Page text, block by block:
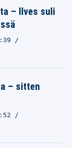
– Ilves suli
– sitten